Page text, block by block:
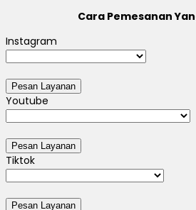
Cara Pemesanan
Instagram
Youtube
Tiktok